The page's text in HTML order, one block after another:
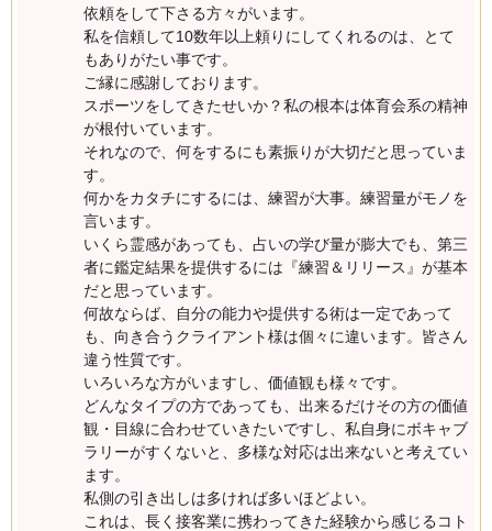
依頼をして下さる方々がいます。
私を信頼して10数年以上頼りにしてくれるのは、とて
もありがたい事です。
ご縁に感謝しております。
スポーツをしてきたせいか？私の根本は体育会系の精神
が根付いています。
それなので、何をするにも素振りが大切だと思っていま
す。
何かをカタチにするには、練習が大事。練習量がモノを
言います。
いくら霊感があっても、占いの学び量が膨大でも、第三
者に鑑定結果を提供するには『練習＆リリース』が基本
だと思っています。
何故ならば、自分の能力や提供する術は一定であって
も、向き合うクライアント様は個々に違います。皆さん
違う性質です。
いろいろな方がいますし、価値観も様々です。
どんなタイプの方であっても、出来るだけその方の価値
観・目線に合わせていきたいですし、私自身にボキャブ
ラリーがすくないと、多様な対応は出来ないと考えてい
ます。
私側の引き出しは多ければ多いほどよい。
これは、長く接客業に携わってきた経験から感じるコト